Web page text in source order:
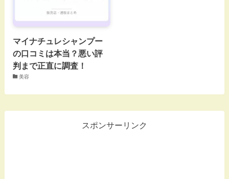
マイナチュレシャンプー
の口コミは本当？悪い評
判まで正直に調査！
美容
スポンサーリンク